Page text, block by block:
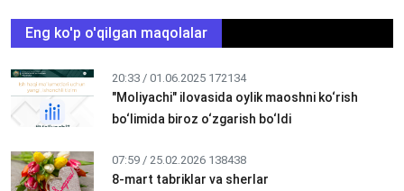
Eng ko'p o'qilgan maqolalar
20:33 / 01.06.2025 172134
"Moliyachi" ilovasida oylik maoshni ko‘rish
bo‘limida biroz o‘zgarish bo‘ldi
07:59 / 25.02.2026 138438
8-mart tabriklar va sherlar